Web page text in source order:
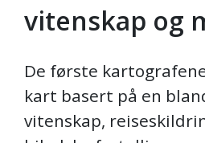
vitenskap og
De første
kart basert på en
vitenskap,